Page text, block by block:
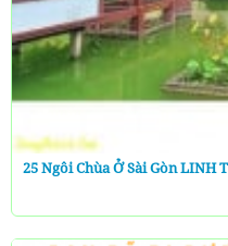
25 Ngôi Chùa Ở Sài Gòn LINH